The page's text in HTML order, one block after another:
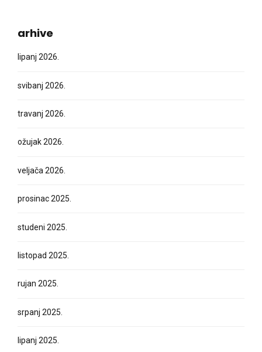
arhive
lipanj 2026.
svibanj 2026.
travanj 2026.
ožujak 2026.
veljača 2026.
prosinac 2025.
studeni 2025.
listopad 2025.
rujan 2025.
srpanj 2025.
lipanj 2025.